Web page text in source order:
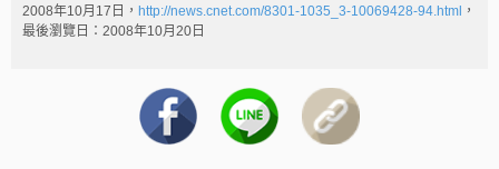
2008年10月17日， http://news.cnet.com/8301-1035_3-10069428-94.html ，
最後瀏覽日：2008年10月20日